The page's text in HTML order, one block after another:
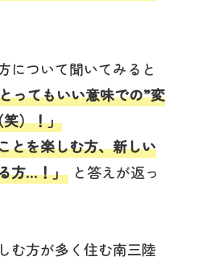
について聞いてみると
ってもいい意味での”変
）！」
とを楽しむ方、新しい
方…！」と答えが返っ
む方が多く住む南三陸